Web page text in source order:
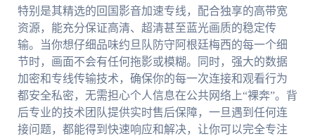
特别是其精选的回国影音加速专线，配合独享的高带宽
资源，能充分保证高清、超清甚至蓝光画质的稳定传
输。当你想仔细品味约旦队防守阿根廷梅西的每一个细
节时，画面不会有任何拖影或模糊。同时，强大的数据
加密和专线传输技术，确保你的每一次连接和观看行为
都安全私密，无需担心个人信息在公共网络上“裸奔”。背
后专业的技术团队提供实时售后保障，一旦遇到任何连
接问题，都能得到快速响应和解决，让你可以完全专注